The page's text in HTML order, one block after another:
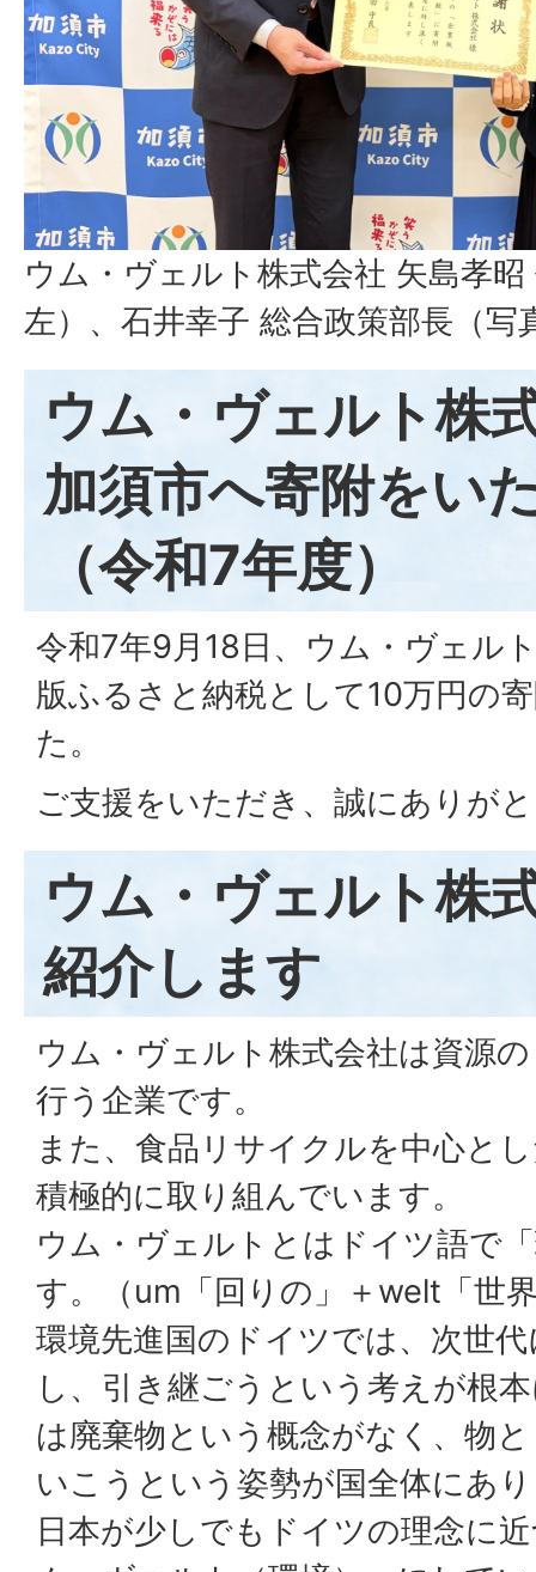
ウム・ヴェルト株式会社 矢島孝
左）、石井幸子 総合政策部長（写
ウム・ヴェルト株
加須市へ寄附をい
（令和7年度）
令和7年9月18日、ウム・ヴェル
版ふるさと納税として10万円の
た。
ご支援をいただき、誠にありが
ウム・ヴェルト株
紹介します
ウム・ヴェルト株式会社は資源
行う企業です。
また、食品リサイクルを中心と
積極的に取り組んでいます。
ウム・ヴェルトとはドイツ語で
す。（um「回りの」＋welt「世
環境先進国のドイツでは、次世
し、引き継ごうという考えが根
は廃棄物という概念がなく、物
いこうという姿勢が国全体にあ
日本が少しでもドイツの理念に